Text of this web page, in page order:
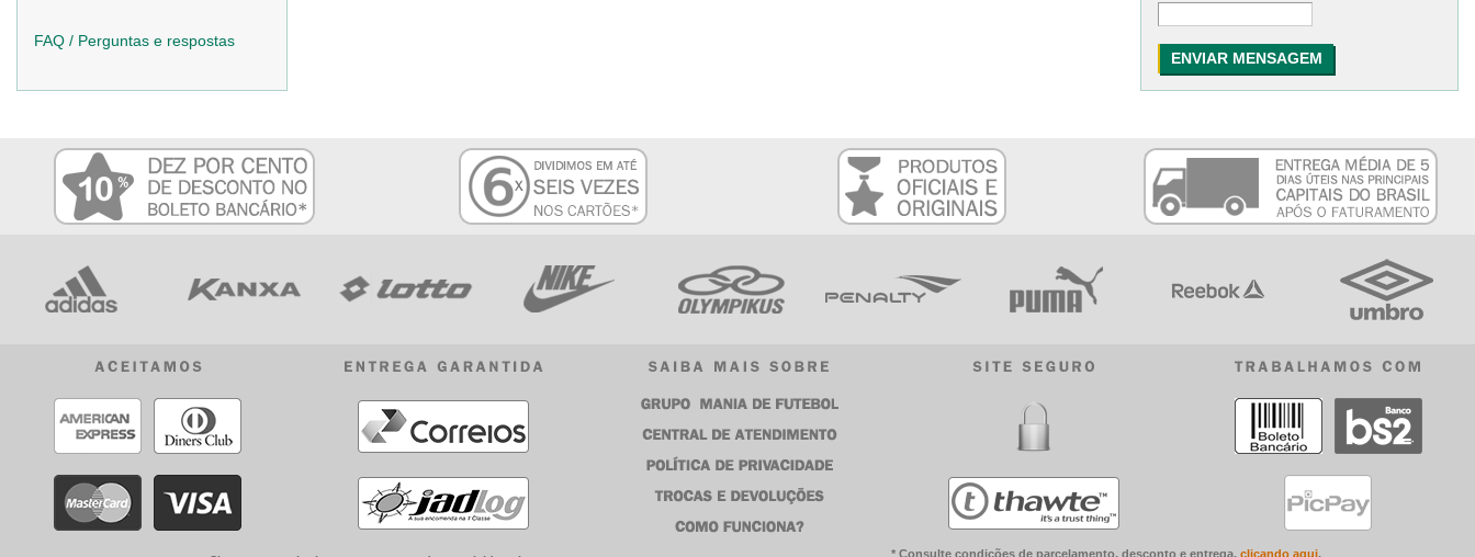
FAQ / Perguntas e respostas
* Consulte condições de parcelamento, desconto e entrega, clicando aqui.